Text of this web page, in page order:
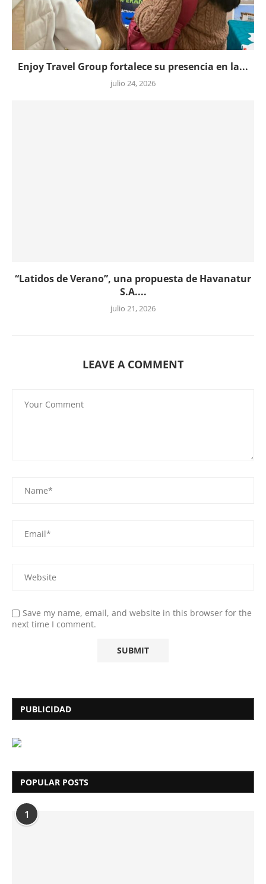
Enjoy Travel Group fortalece su presencia en la...
julio 24, 2026
“Latidos de Verano”, una propuesta de Havanatur
S.A....
julio 21, 2026
LEAVE A COMMENT
Save my name, email, and website in this browser for the
next time I comment.
PUBLICIDAD
POPULAR POSTS
1